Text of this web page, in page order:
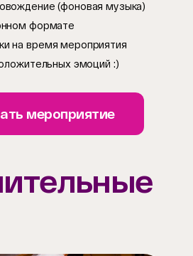
(фоновая музыка)
формате
на время мероприятия
эмоций :)
мероприятие